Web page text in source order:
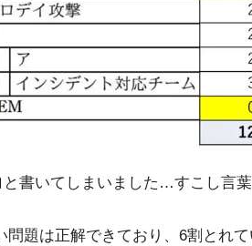
と書いてしまいました…すこし言
題は正解できており、6割とれて